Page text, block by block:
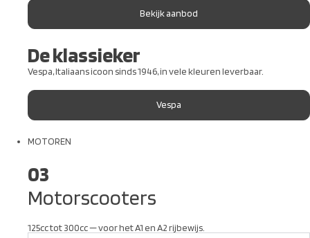
Bekijk aanbod
De klassieker
Vespa, Italiaans icoon sinds 1946, in vele kleuren leverbaar.
Vespa
MOTOREN
03
Motorscooters
125cc tot 300cc — voor het A1 en A2 rijbewijs.